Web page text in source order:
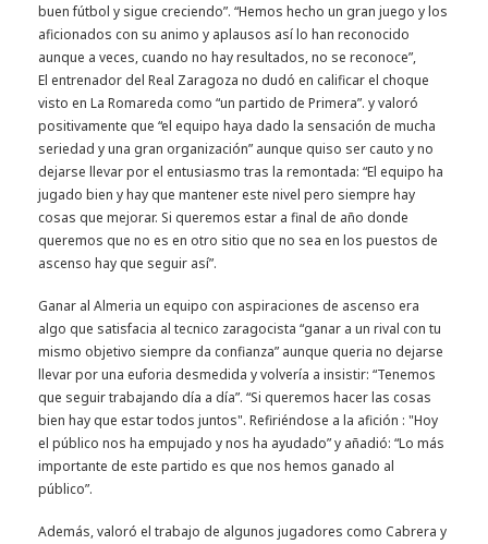
buen fútbol y sigue creciendo”. “Hemos hecho un gran juego y los
aficionados con su animo y aplausos así lo han reconocido
aunque a veces, cuando no hay resultados, no se reconoce”,
El entrenador del Real Zaragoza no dudó en calificar el choque
visto en La Romareda como “un partido de Primera”. y valoró
positivamente que “el equipo haya dado la sensación de mucha
seriedad y una gran organización” aunque quiso ser cauto y no
dejarse llevar por el entusiasmo tras la remontada: “El equipo ha
jugado bien y hay que mantener este nivel pero siempre hay
cosas que mejorar. Si queremos estar a final de año donde
queremos que no es en otro sitio que no sea en los puestos de
ascenso hay que seguir así”.
Ganar al Almeria un equipo con aspiraciones de ascenso era
algo que satisfacia al tecnico zaragocista “ganar a un rival con tu
mismo objetivo siempre da confianza” aunque queria no dejarse
llevar por una euforia desmedida y volvería a insistir: “Tenemos
que seguir trabajando día a día”. “Si queremos hacer las cosas
bien hay que estar todos juntos". Refiriéndose a la afición : "Hoy
el público nos ha empujado y nos ha ayudado” y añadió: “Lo más
importante de este partido es que nos hemos ganado al
público”.
Además, valoró el trabajo de algunos jugadores como Cabrera y